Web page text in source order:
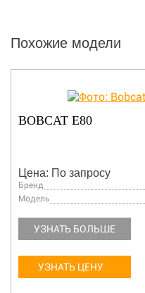
Похожие модели
BOBCAT E80
Цена: По запросу
Бренд
Модель
УЗНАТЬ БОЛЬШЕ
УЗНАТЬ ЦЕНУ